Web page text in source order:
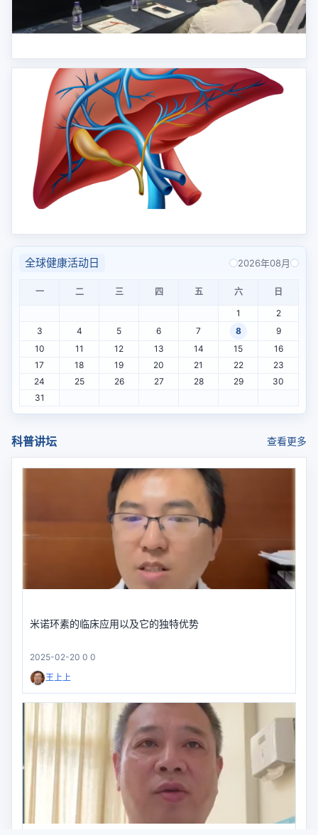
百科名医汇-血友病骨关节疾病康复治疗交流会
全球健康活动日 2026年08月
一 二 三 四 五 六
日
1
2
3
4 5 6 7 8
9
10
11 12 13 14 15
16
17
18 19 20 21 22
23
24
25 26 27 28 29
30
31
科普讲坛 查看更多
米诺环素的临床应用以及它的独特优势
2025-02-20 0 0
王上上